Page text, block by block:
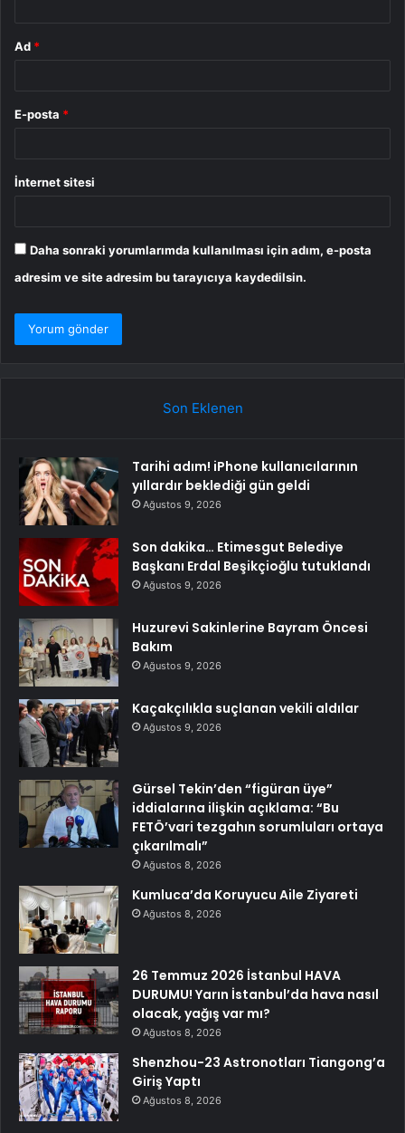
Ad *
E-posta *
İnternet sitesi
Daha sonraki yorumlarımda kullanılması için adım, e-posta
adresim ve site adresim bu tarayıcıya kaydedilsin.
Son Eklenen
Tarihi adım! iPhone kullanıcılarının
yıllardır beklediği gün geldi
Ağustos 9, 2026
Son dakika… Etimesgut Belediye
Başkanı Erdal Beşikçioğlu tutuklandı
Ağustos 9, 2026
Huzurevi Sakinlerine Bayram Öncesi
Bakım
Ağustos 9, 2026
Kaçakçılıkla suçlanan vekili aldılar
Ağustos 9, 2026
Gürsel Tekin’den “figüran üye”
iddialarına ilişkin açıklama: “Bu
FETÖ’vari tezgahın sorumluları ortaya
çıkarılmalı”
Ağustos 8, 2026
Kumluca’da Koruyucu Aile Ziyareti
Ağustos 8, 2026
26 Temmuz 2026 İstanbul HAVA
DURUMU! Yarın İstanbul’da hava nasıl
olacak, yağış var mı?
Ağustos 8, 2026
Shenzhou-23 Astronotları Tiangong’a
Giriş Yaptı
Ağustos 8, 2026